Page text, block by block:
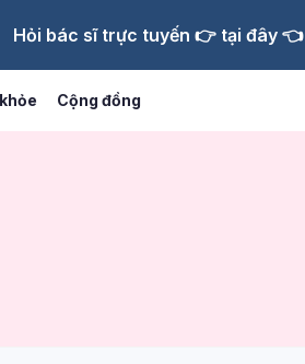
Hỏi bác sĩ trực tuyến 👉 tại đây 👈
Cộng đồng